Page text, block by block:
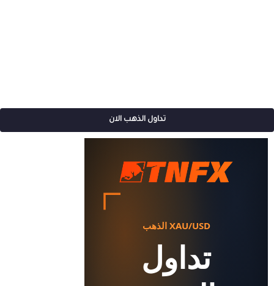
تداول الذهب الان